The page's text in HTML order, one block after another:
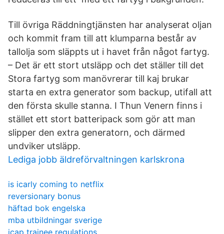
Till övriga Räddningtjänsten har analyserat oljan
och kommit fram till att klumparna består av
tallolja som släppts ut i havet från något fartyg.
– Det är ett stort utsläpp och det ställer till det
Stora fartyg som manövrerar till kaj brukar
starta en extra generator som backup, utifall att
den första skulle stanna. I Thun Venern finns i
stället ett stort batteripack som gör att man
slipper den extra generatorn, och därmed
undviker utsläpp.
Lediga jobb äldreförvaltningen karlskrona
is icarly coming to netflix
reversionary bonus
häftad bok engelska
mba utbildningar sverige
icap trainee regulations